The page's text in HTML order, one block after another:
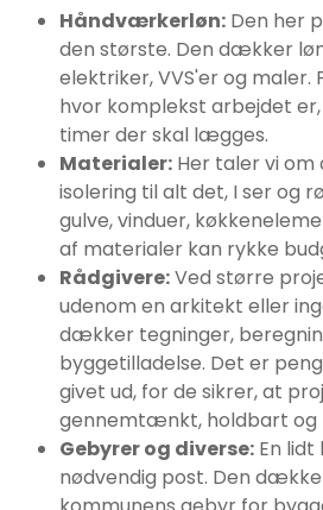
Håndværkerløn: Den her
den største. Den dækker
elektriker, VVS'er og
hvor komplekst arbejdet
timer der skal lægges.
Materialer: Her taler vi
isolering til alt det, I ser og
gulve, vinduer,
af materialer kan rykke
Rådgivere:Ved større
udenom en arkitekt eller
dækker tegninger,
byggetilladelse. Det er
givet ud, for de sikrer, at
gennemtænkt, holdbart og
Gebyrer og diverse: En lidt
nødvendig post. Den